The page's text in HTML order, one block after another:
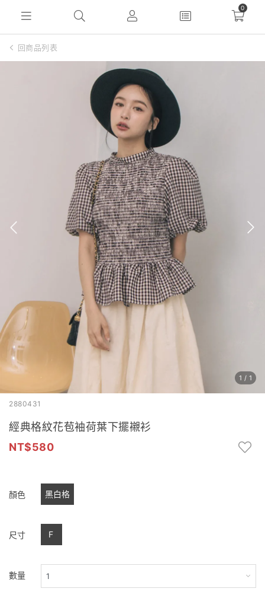
0
回商品列表
1 / 1
2880431
經典格紋花苞袖荷葉下擺襯衫
580
顏色 黑白格
尺寸 F
數量